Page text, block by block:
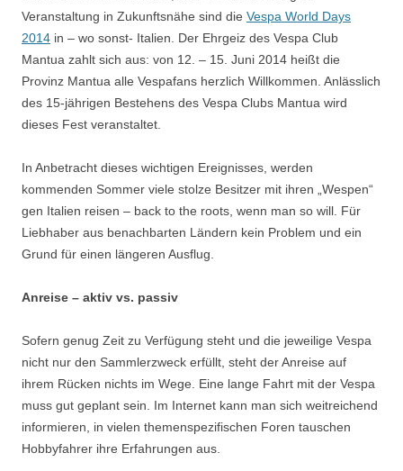
Veranstaltung in Zukunftsnähe sind die Vespa World Days
2014 in – wo sonst- Italien. Der Ehrgeiz des Vespa Club
Mantua zahlt sich aus: von 12. – 15. Juni 2014 heißt die
Provinz Mantua alle Vespafans herzlich Willkommen. Anlässlich
des 15-jährigen Bestehens des Vespa Clubs Mantua wird
dieses Fest veranstaltet.
In Anbetracht dieses wichtigen Ereignisses, werden
kommenden Sommer viele stolze Besitzer mit ihren „Wespen“
gen Italien reisen – back to the roots, wenn man so will. Für
Liebhaber aus benachbarten Ländern kein Problem und ein
Grund für einen längeren Ausflug.
Anreise – aktiv vs. passiv
Sofern genug Zeit zu Verfügung steht und die jeweilige Vespa
nicht nur den Sammlerzweck erfüllt, steht der Anreise auf
ihrem Rücken nichts im Wege. Eine lange Fahrt mit der Vespa
muss gut geplant sein. Im Internet kann man sich weitreichend
informieren, in vielen themenspezifischen Foren tauschen
Hobbyfahrer ihre Erfahrungen aus.